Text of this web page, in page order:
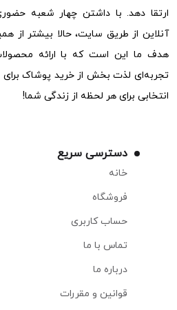
ارتقا دهد. با داشتن چهار شعبه
آنلاین از طریق سایت، حالا بیشتر
هدف ما این است که با ارائه
تجربه‌ای لذت بخش از خرید پوشاک برای
انتخابی برای هر لحظه از زندگی شما!
دسترسی سریع
خانه
فروشگاه
حساب کاربری
تماس با ما
درباره ما
قوانین و مقررات